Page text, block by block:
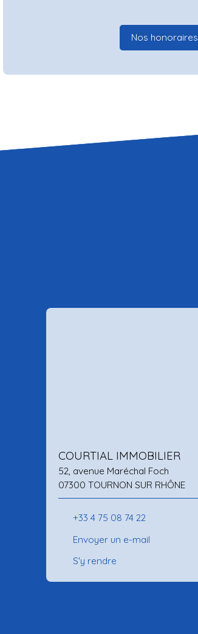
Nos honoraires
COURTIAL IMMOBILIER
52, avenue Maréchal Foch
07300 TOURNON SUR RHÔNE
+33 4 75 08 74 22
Envoyer un e-mail
S'y rendre